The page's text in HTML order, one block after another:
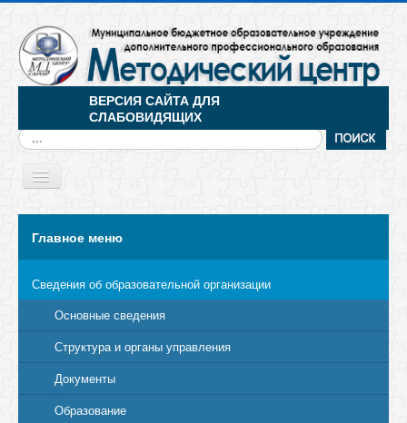
ВЕРСИЯ САЙТА ДЛЯ
СЛАБОВИДЯЩИХ
Искать...
Toggle
Главное меню
Сведения об образовательной организации
Основные сведения
Структура и органы управления
Документы
Образование